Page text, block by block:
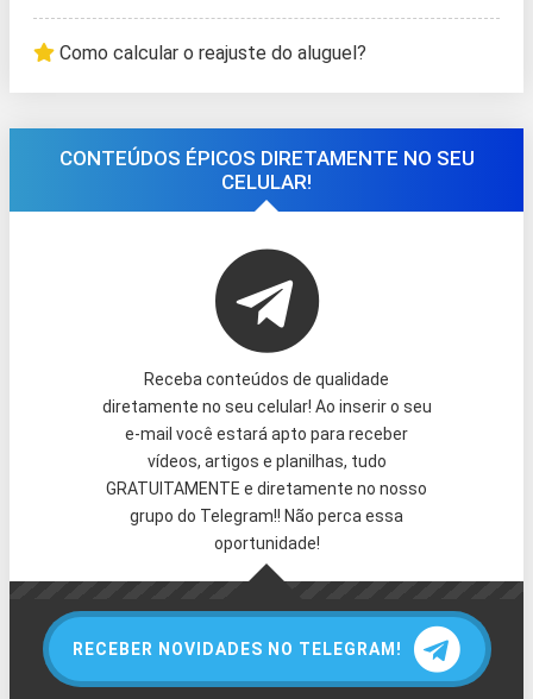
Como calcular o reajuste do aluguel?
CONTEÚDOS ÉPICOS DIRETAMENTE NO SEU
CELULAR!
Receba conteúdos de qualidade
diretamente no seu celular! Ao inserir o seu
e-mail você estará apto para receber
vídeos, artigos e planilhas, tudo
GRATUITAMENTE e diretamente no nosso
grupo do Telegram!! Não perca essa
oportunidade!
RECEBER NOVIDADES NO TELEGRAM!